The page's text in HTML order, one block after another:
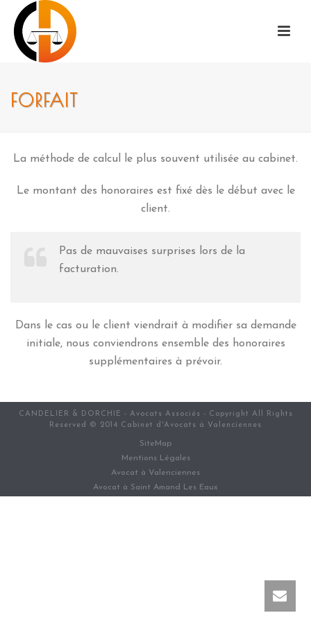
FORFAIT
La méthode de calcul le plus souvent utilisée au cabinet.
Le montant des honoraires est fixé dès le début avec le
client.
Pas de mauvaises surprises lors de la
facturation.
Dans le cas ou le client viendrait à modifier sa demande
initiale, nous conviendrons ensemble des honoraires
supplémentaires à prévoir.
CANDELIER & DORCHIE - Avocats Associés - Copyright All Rights
Reserved © 2014 Cabinet d'Avocats à Valenciennes
SiteMap
Mentions Légales
Avocat à Valenciennes
Avocat à Saint Amand Les Eaux